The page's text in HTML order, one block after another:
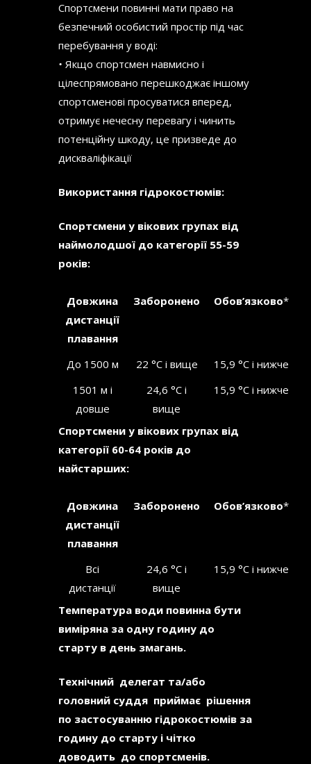
Спортсмени повинні мати право на
безпечний особистий простір під час
перебування у воді:
• Якщо спортсмен навмисно і
цілеспрямовано перешкоджає іншому
спортсменові просуватися вперед,
отримує нечесну перевагу і чинить
потенційну шкоду, це призведе до
дискваліфікації
Використання гідрокостюмів:
Спортсмени у вікових групах від
наймолодшої до категорії 55-59
років:
Довжина
дистанції
плавання
Заборонено Обов’язково*
До 1500 м 22 °C і вище
15,9 °C і нижче
1501 м і
довше
24,6 °C і
вище
15,9 °C і нижче
Спортсмени у вікових групах від
категорії 60-64 років до
найстарших:
Довжина
дистанції
плавання
Заборонено Обов’язково*
Всі
дистанції
24,6 °C і
вище
15,9 °C і нижче
Температура води повинна бути
виміряна за одну годину до
старту в день змагань.
Технічний делегат та/або
головний суддя приймає рішення
по застосуванню гідрокостюмів за
годину до старту і чітко
доводить до спортсменів.